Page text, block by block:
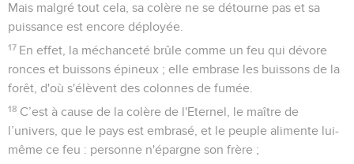
Mais malgré tout cela, sa colère ne se détourne pas et sa
puissance est encore déployée.
17 En effet, la méchanceté brûle comme un feu qui dévore
ronces et buissons épineux ; elle embrase les buissons de la
forêt, d'où s'élèvent des colonnes de fumée.
18 C’est à cause de la colère de l'Eternel, le maître de
l’univers, que le pays est embrasé, et le peuple alimente lui-
même ce feu : personne n'épargne son frère ;